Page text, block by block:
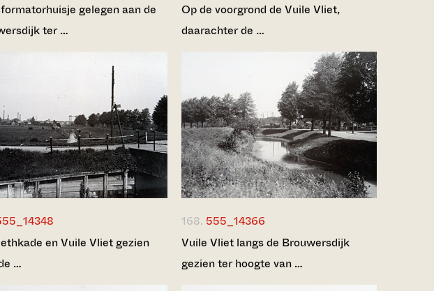
gelegen aan de
ter …
Op de voorgrond de Vuile Vliet,
daarachter de …
en Vuile Vliet gezien
…
168. 555_14366
Vuile Vliet langs de Brouwersdijk
gezien ter hoogte van …